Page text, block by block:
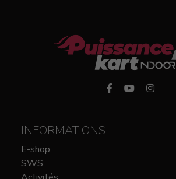
INFORMATIONS
E-shop
SWS